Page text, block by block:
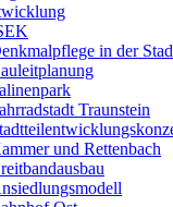
in der
Traunstein
und Rettenbach